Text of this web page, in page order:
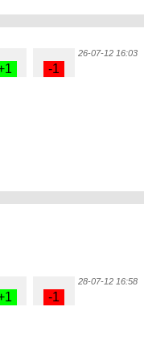
26-07-12 16:03
28-07-12 16:58